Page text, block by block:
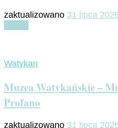
zaktualizowano 31 lipca
Watykan
Muzea Watykańskie –
Profano
zaktualizowano 31 lipca